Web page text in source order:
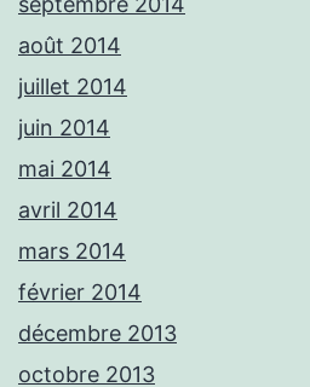
août 2014
juillet 2014
juin 2014
mai 2014
avril 2014
mars 2014
février 2014
décembre 2013
octobre 2013